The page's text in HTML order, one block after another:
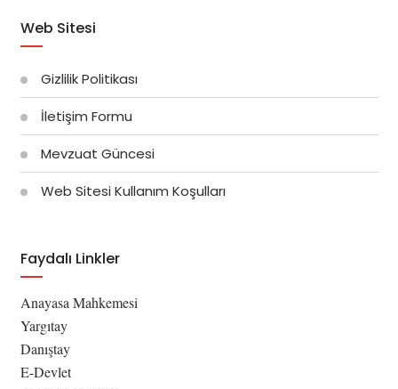
Web Sitesi
Gizlilik Politikası
İletişim Formu
Mevzuat Güncesi
Web Sitesi Kullanım Koşulları
Faydalı Linkler
Anayasa Mahkemesi
Yargıtay
Danıştay
E-Devlet